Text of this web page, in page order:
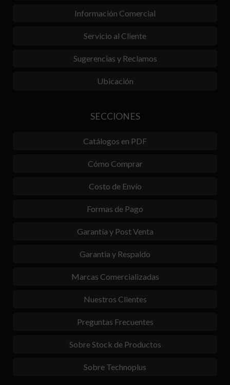
Información Comercial
Servicio al Cliente
Sugerencias y Reclamos
Ubicación
SECCIONES
Catálogos en PDF
Cómo Comprar
Costo de Envío
Formas de Pago
Garantía y Post Venta
Garantia y Respaldo
Marcas Comercializadas
Nuestros Clientes
Preguntas Frecuentes
Sobre Stock de Productos
Sobre Technoplus